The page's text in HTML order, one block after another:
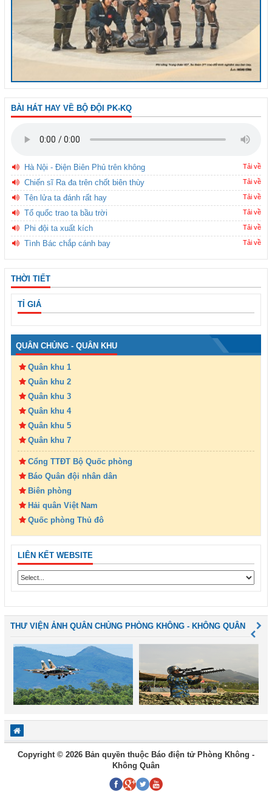
BÀI HÁT HAY VỀ BỘ ĐỘI PK-KQ
Hà Nội - Điện Biên Phủ trên không Tải về
Chiến sĩ Ra đa trên chốt biên thùy Tải về
Tên lửa ta đánh rất hay Tải về
Tổ quốc trao ta bầu trời Tải về
Phi đội ta xuất kích Tải về
Tình Bác chắp cánh bay Tải về
THỜI TIẾT
TỈ GIÁ
QUÂN CHỦNG - QUÂN KHU
Quân khu 1
Quân khu 2
Quân khu 3
Quân khu 4
Quân khu 5
Quân khu 7
Cổng TTĐT Bộ Quốc phòng
Báo Quân đội nhân dân
Biên phòng
Hải quân Việt Nam
Quốc phòng Thủ đô
LIÊN KẾT WEBSITE
THƯ VIỆN ẢNH QUÂN CHỦNG PHÒNG KHÔNG - KHÔNG QUÂN
Copyright © 2026 Bản quyền thuộc Báo điện tử Phòng Không -
Không Quân